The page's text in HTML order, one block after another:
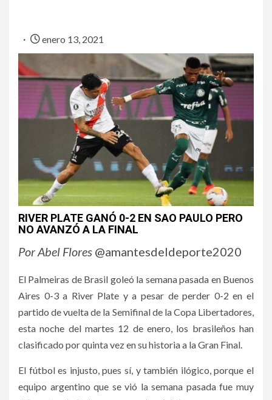
enero 13, 2021
RIVER PLATE GANÓ 0-2 EN SAO PAULO PERO
NO AVANZÓ A LA FINAL
Por Abel Flores @amantesdeldeporte2020
El Palmeiras de Brasil goleó la semana pasada en Buenos
Aires 0-3 a River Plate y a pesar de perder 0-2 en el
partido de vuelta de la Semifinal de la Copa Libertadores,
esta noche del martes 12 de enero, los brasileños han
clasificado por quinta vez en su historia a la Gran Final.
El fútbol es injusto, pues sí, y también ilógico, porque el
equipo argentino que se vió la semana pasada fue muy